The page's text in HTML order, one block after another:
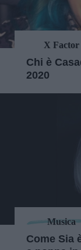
X Factor
Chi è
2020
Musica
Come Sia